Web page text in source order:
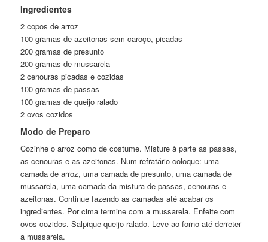
Ingredientes
2 copos de arroz
100 gramas de azeitonas sem caroço, picadas
200 gramas de presunto
200 gramas de mussarela
2 cenouras picadas e cozidas
100 gramas de passas
100 gramas de queijo ralado
2 ovos cozidos
Modo de Preparo
Cozinhe o arroz como de costume. Misture à parte as passas,
as cenouras e as azeitonas. Num refratário coloque: uma
camada de arroz, uma camada de presunto, uma camada de
mussarela, uma camada da mistura de passas, cenouras e
azeitonas. Continue fazendo as camadas até acabar os
ingredientes. Por cima termine com a mussarela. Enfeite com
ovos cozidos. Salpique queijo ralado. Leve ao forno até derreter
a mussarela.